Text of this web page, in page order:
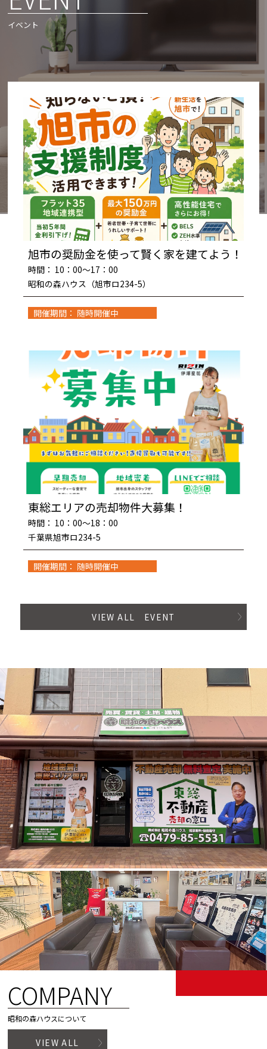
イベント
旭市の奨励金を使って賢く家を建てよう！
時間： 10：00～17：00
昭和の森ハウス（旭市ロ234-5）
開催期間： 随時開催中
東総エリアの売却物件大募集！
時間： 10：00～18：00
千葉県旭市ロ234-5
開催期間： 随時開催中
VIEW ALL EVENT
COMPANY
昭和の森ハウスについて
VIEW ALL